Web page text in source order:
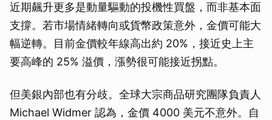
近期飆升更多是動量驅動的投機性買盤，而非基本面
支撐。若市場情緒轉向或貨幣政策意外，金價可能大
幅逆轉。目前金價較年線高出約 20%，接近史上主
要高峰的 25% 溢價，漲勢很可能接近拐點。
但美銀內部也有分歧。全球大宗商品研究團隊負責人
Michael Widmer 認為，金價 4000 美元不意外。自